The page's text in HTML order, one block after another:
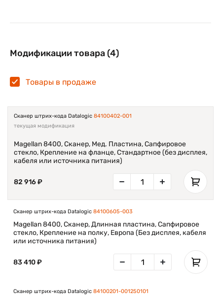
Модификации товара (4)
Товары в продаже
Сканер штрих-кода Datalogic 84100402-001
текущая модификация
Magellan 8400, Сканер, Мед. Пластина, Сапфировое
стекло, Крепление на фланце, Стандартное (без дисплея,
кабеля или источника питания)
82 916 ₽
Сканер штрих-кода Datalogic 84100605-003
Magellan 8400, Сканер, Длинная пластина, Сапфировое
стекло, Крепление на полку, Европа (Без дисплея, кабеля
или источника питания)
83 410 ₽
Сканер штрих-кода Datalogic 84100201-001250101